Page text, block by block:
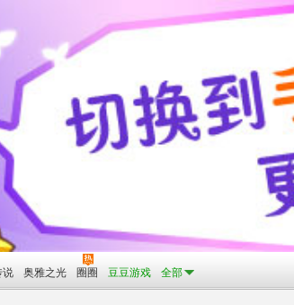
说 奥雅之光 圈圈 豆豆游戏 全部